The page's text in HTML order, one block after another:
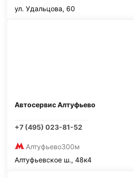
ул. Удальцова, 60
Автосервис Алтуфьево
+7 (495) 023-81-52
Алтуфьево300м
Алтуфьевское ш., 48к4